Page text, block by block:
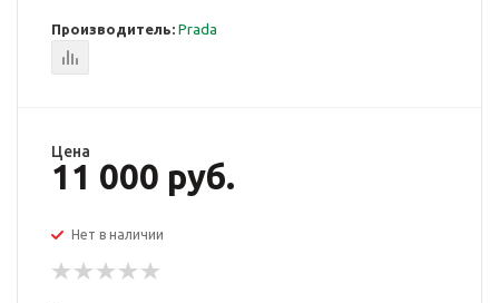
Производитель: Prada
Цена
11 000 руб.
Нет в наличии